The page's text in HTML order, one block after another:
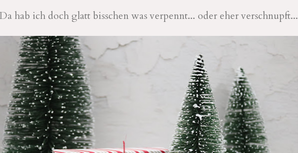
hab ich doch glatt bisschen was verpennt... oder eher verschnupft...